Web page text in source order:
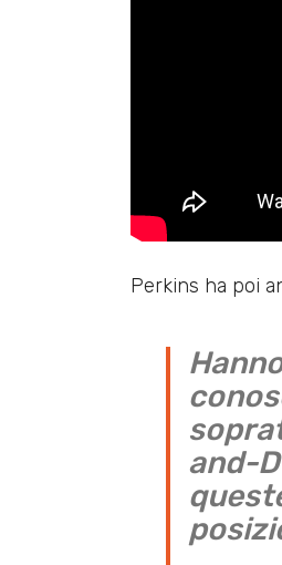
Perkins ha poi
and-